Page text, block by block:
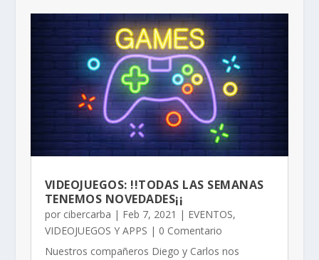
VIDEOJUEGOS: !!TODAS LAS SEMANAS
TENEMOS NOVEDADES¡¡
por cibercarba | Feb 7, 2021 | EVENTOS,
VIDEOJUEGOS Y APPS | 0 Comentario
Nuestros compañeros Diego y Carlos nos